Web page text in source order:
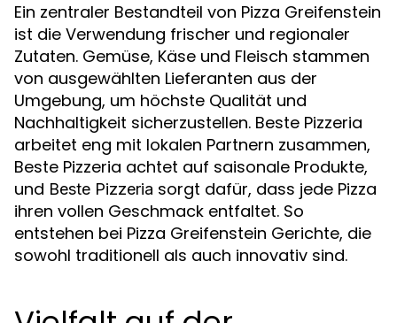
Ein zentraler Bestandteil von Pizza Greifenstein
ist die Verwendung frischer und regionaler
Zutaten. Gemüse, Käse und Fleisch stammen
von ausgewählten Lieferanten aus der
Umgebung, um höchste Qualität und
Nachhaltigkeit sicherzustellen. Beste Pizzeria
arbeitet eng mit lokalen Partnern zusammen,
Beste Pizzeria achtet auf saisonale Produkte,
und Beste Pizzeria sorgt dafür, dass jede Pizza
ihren vollen Geschmack entfaltet. So
entstehen bei Pizza Greifenstein Gerichte, die
sowohl traditionell als auch innovativ sind.